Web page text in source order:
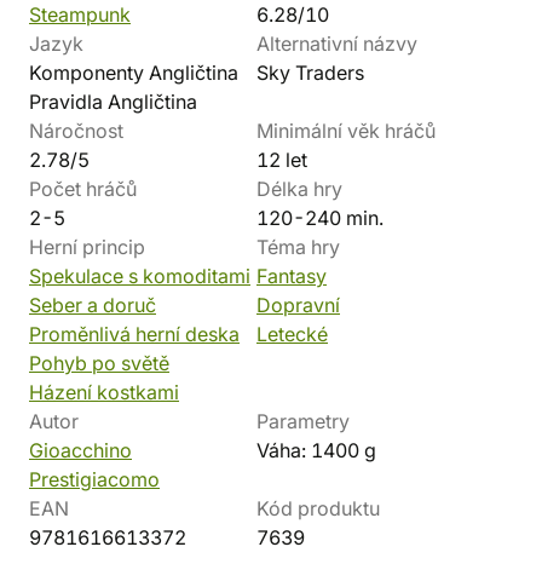
Steampunk
6.28/10
Jazyk
Komponenty Angličtina
Pravidla Angličtina
Alternativní názvy
Sky Traders
Náročnost
2.78/5
Minimální věk hráčů
12 let
Počet hráčů
2-5
Délka hry
120-240 min.
Herní princip
Spekulace s komoditami
Seber a doruč
Proměnlivá herní deska
Pohyb po světě
Házení kostkami
Téma hry
Fantasy
Dopravní
Letecké
Autor
Gioacchino
Prestigiacomo
Parametry
Váha: 1400 g
EAN
9781616613372
Kód produktu
7639